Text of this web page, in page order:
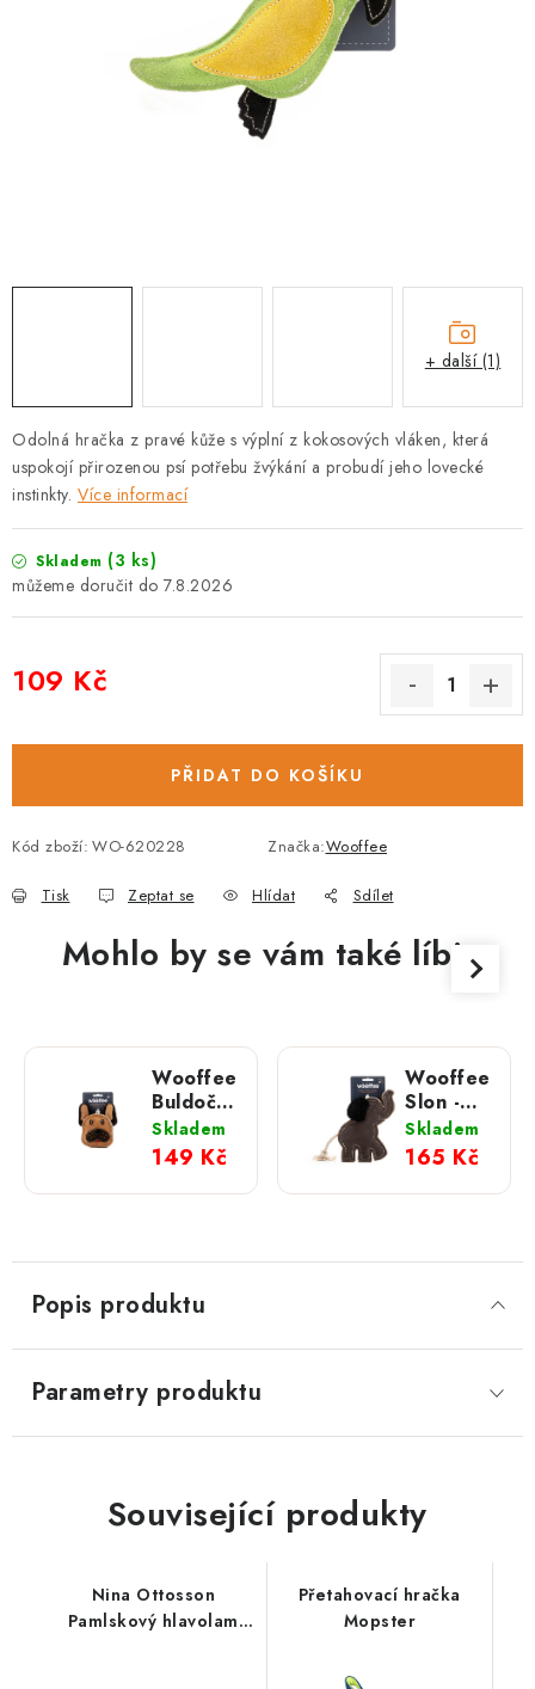
Výměna, vrácení a reklamace
Obchodní podmínky
Hodnocení obchodu
FAQ
Odolná hračka z pravé kůže s výplní z kokosových vláken, která
uspokojí přirozenou psí potřebu žvýkání a probudí jeho lovecké
instinkty. Více informací
Skladem (3 ks)
7.8.2026
109 Kč
PŘIDAT DO KOŠÍKU
Kód zboží: WO-620228 Značka:Wooffee
Tisk Zeptat se Hlídat Sdílet
+ další (1)
Mohlo by se vám také líbit
Wooffee
Buldoček
- kožená
hračka
Skladem
149 Kč
Wooffee
Slon -
kožená
hračka
Skladem
165 Kč
Popis produktu
Parametry produktu
Související produkty
Nina Ottosson
Pamlskový hlavolam
Přetahovací hračka
Mopster